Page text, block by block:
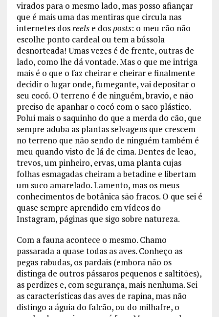
virados para o mesmo lado, mas posso afiançar
que é mais uma das mentiras que circula nas
internetes dosreels e dosposts: o meu cão não
escolhe ponto cardeal ou tem a bússola
desnorteada! Umas vezes é de frente, outras de
lado, como lhe dá vontade. Mas o que me intriga
mais é o que o faz cheirar e cheirar e finalmente
decidir o lugar onde, fumegante, vai depositar o
seu cocó. O terreno é de ninguém, bravio, e não
preciso de apanhar o cocó com o saco plástico.
Polui mais o saquinho do que a merda do cão, que
sempre aduba as plantas selvagens que crescem
no terreno que não sendo de ninguém também é
meu quando visto de lá de cima. Dentes de leão,
trevos, um pinheiro, ervas, uma planta cujas
folhas esmagadas cheiram a betadine e libertam
um suco amarelado. Lamento, mas os meus
conhecimentos de botânica são fracos. O que sei é
quase sempre aprendido em vídeos do
Instagram, páginas que sigo sobre natureza.
Com a fauna acontece o mesmo. Chamo
passarada a quase todas as aves. Conheço as
pegas rabudas, os pardais (embora não os
distinga de outros pássaros pequenos e saltitões),
as perdizes e, com segurança, mais nenhuma. Sei
as características das aves de rapina, mas não
distingo a águia do falcão, ou do milhafre, o